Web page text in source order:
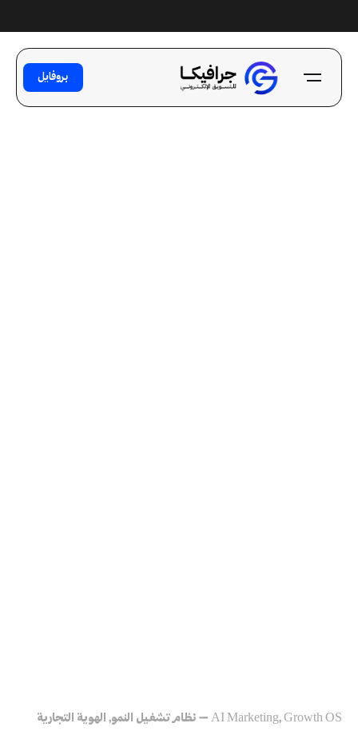
to
content
بروفايل
AI Marketing Growth OS – نظام تشغيل النمو الهوية التجارية